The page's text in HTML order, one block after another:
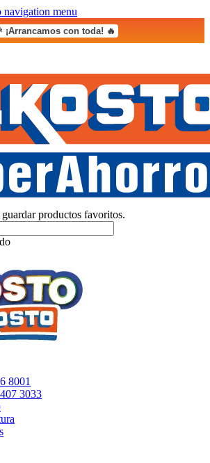
navigation menu
¡Arrancamos con toda! 🔥
productos favoritos.
8001
3033